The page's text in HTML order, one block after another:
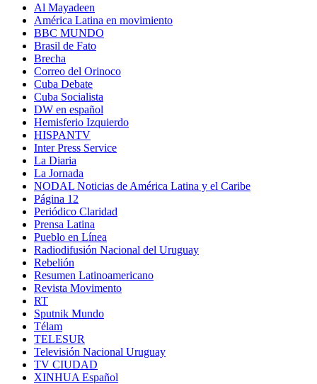
Al Mayadeen
América Latina en movimiento
BBC MUNDO
Brasil de Fato
Brecha
Correo del Orinoco
Cuba Debate
Cuba Socialista
DW en español
Hemisferio Izquierdo
HISPANTV
Inter Press Service
La Diaria
La Jornada
NODAL Noticias de América Latina y el Caribe
Página 12
Periódico Claridad
Prensa Latina
Pueblo en Línea
Radiodifusión Nacional del Uruguay
Rebelión
Resumen Latinoamericano
Revista Movimento
RT
Sputnik Mundo
Télam
TELESUR
Televisión Nacional Uruguay
TV CIUDAD
XINHUA Español